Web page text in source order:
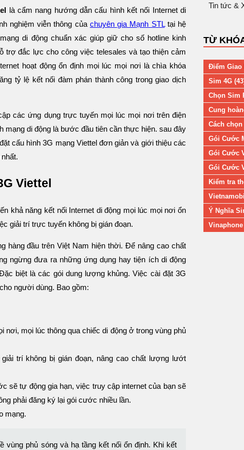
là cẩm nang hướng dẫn cấu hình kết nối Internet di
nghiệm viễn thông của chuyên gia Mạnh STLtại hệ
di động chuẩn xác giúp giữ cho số hotline kinh
trợ đắc lực cho công việc telesales và tạo thiện cảm
hoạt động ổn định mọi lúc mọi nơi là chìa khóa
tỷ lệ kết nối đàm phán thành công trong giao dịch
các ứng dụng trực tuyến mọi lúc mọi nơi trên điện
mạng di động là bước đầu tiên cần thực hiện. sau đây
cấu hình 3G mạng Viettel đơn giản và giới thiệu các
Viettel
khả năng kết nối Internet di động mọi lúc mọi nơi ổn
giải trí trực tuyến không bị gián đoạn.
hàng đầu trên Việt Nam hiện thời. Để nâng cao chất
ngừng đưa ra những ứng dụng hay tiện ích di động
biệt là các gói dung lượng khủng. Việc cài đặt 3G
người dùng. Bao gồm:
nơi, mọi lúc thông qua chiếc di động ở trong vùng phủ
trí không bị gián đoạn, nâng cao chất lượng lướt
sẽ tự động gia hạn, việc truy cập internet của bạn sẽ
phải đăng ký lại gói cước nhiều lần.
mạng.
vùng phủ sóng và hạ tầng kết nối ổn định. Khi kết
Tin tức &
TỪ
Điểm Giao
Sim 4G
Chọn Sim
Cung
Cách chọn
Gói Cước
Gói Cước
Gói Cước
Kiểm tra
Ý Nghĩa
Vinaphone